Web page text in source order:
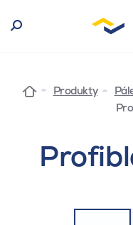
Produkty